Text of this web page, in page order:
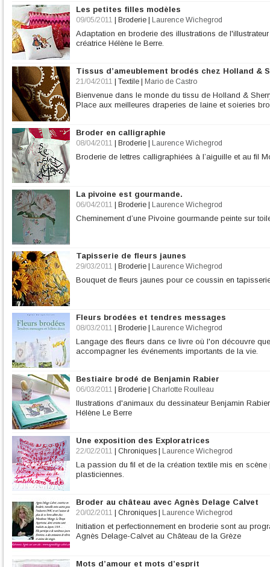
Les petites filles modèles
09/05/2011 Broderie Laurence Wichegrod
Adaptation en broderie des illustrations de
créatrice Hélène le Berre.
Tissus d’ameublement brodés chez Holland &
21/04/2011 Textile Mario de Castro
Bienvenue dans le monde du tissu de Holland &
Place aux meilleures draperies de laine et soieries
Broder en calligraphie
08/04/2011 Broderie Laurence Wichegrod
Broderie de lettres calligraphiées à l’aiguille et au fil
La pivoine est gourmande.
06/04/2011 Broderie Laurence Wichegrod
Cheminement d’une Pivoine gourmande peinte sur
Tapisserie de fleurs jaunes
29/03/2011 Broderie Laurence Wichegrod
Bouquet de fleurs jaunes pour ce coussin en
Fleurs brodées et tendres messages
08/03/2011 Broderie Laurence Wichegrod
Langage des fleurs dans ce livre où l'on découvre
accompagner les événements importants de la vie.
Bestiaire brodé de Benjamin Rabier
06/03/2011 Broderie Charlotte Roulleau
llustrations d'animaux du dessinateur Benjamin
Hélène Le Berre
Une exposition des Exploratrices
22/02/2011 Chroniques Laurence Wichegrod
La passion du fil et de la création textile mis en
plasticiennes.
Broder au château avec Agnès Delage Calvet
20/02/2011 Chroniques Laurence Wichegrod
Initiation et perfectionnement en broderie sont au
Agnès Delage-Calvet au Château de la Grèze
Mots d’amour et mots d’esprit